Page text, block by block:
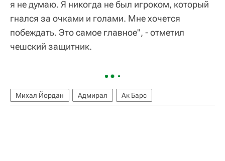
я не думаю. Я никогда не был игроком, который
гнался за очками и голами. Мне хочется
побеждать. Это самое главное", - отметил
чешский защитник.
Михал Йордан Адмирал Ак Барс